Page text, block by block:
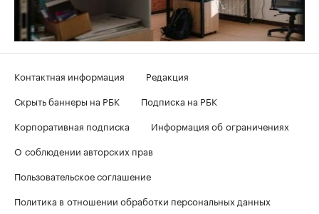
Контактная информация
Редакция
Скрыть баннеры на РБК
Подписка на РБК
Корпоративная подписка
Информация об ограничениях
О соблюдении авторских прав
Пользовательское соглашение
Политика в отношении обработки персональных данных